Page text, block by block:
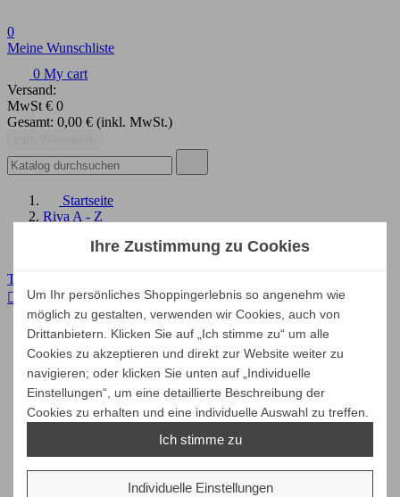
0
Meine Wunschliste
0 My cart
Versand:
MwSt € 0
Gesamt: 0,00 € (inkl. MwSt.)
Startseite
Riva A - Z
Tische | Stühle

Tische aus BRICCOLA-Holz
Tische aus KAURI-Holz
ALTER EGO
AMBO
ARM CHAIR
BEDROCK
BOSS
BREE E ONDA
BUNGALOW
BUTTON
Ihre Zustimmung zu Cookies
Um Ihr persönliches Shoppingerlebnis so angenehm wie
möglich zu gestalten, verwenden wir Cookies, auch von
Drittanbietern. Klicken Sie auf „Ich stimme zu“ um alle
Cookies zu akzeptieren und direkt zur Website weiter zu
navigieren; oder klicken Sie unten auf „Individuelle
Einstellungen“, um eine detaillierte Beschreibung der
Cookies zu erhalten und eine individuelle Auswahl zu treffen.
Ich stimme zu
Individuelle Einstellungen